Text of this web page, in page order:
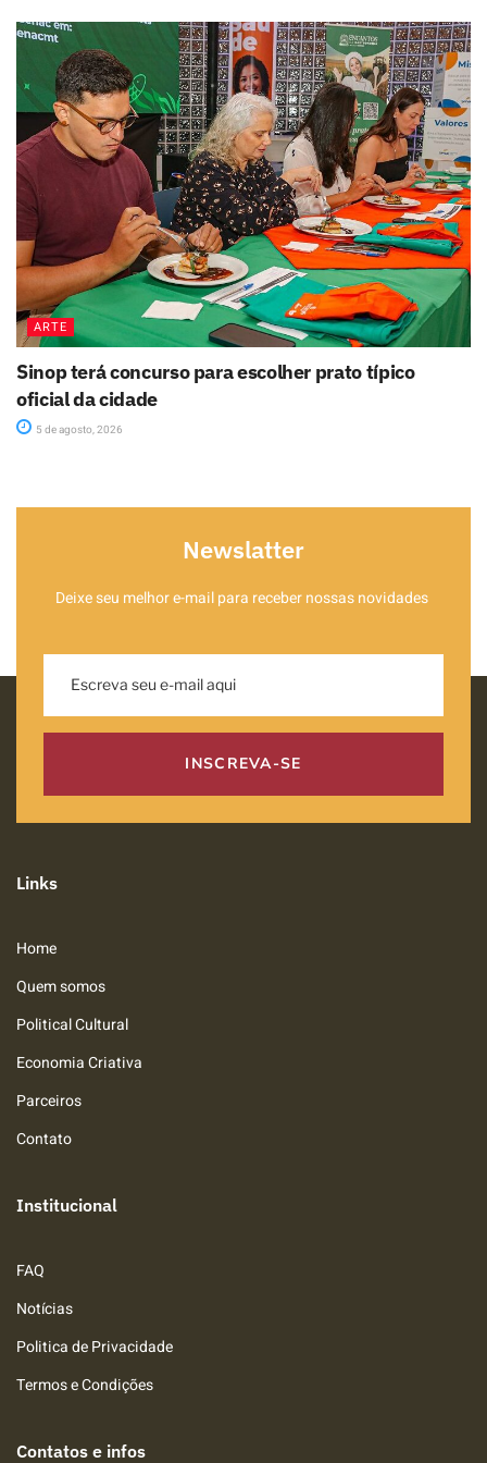
ARTE
Sinop terá concurso para escolher prato típico
oficial da cidade
5 de agosto, 2026
Newslatter
Deixe seu melhor e-mail para receber nossas novidades
INSCREVA-SE
Links
Home
Quem somos
Political Cultural
Economia Criativa
Parceiros
Contato
Institucional
FAQ
Notícias
Politica de Privacidade
Termos e Condições
Contatos e infos